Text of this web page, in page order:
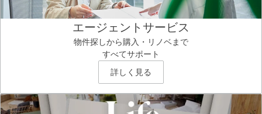
エージェントサービス
物件探しから購入・リノベまで
すべてサポート
詳しく見る